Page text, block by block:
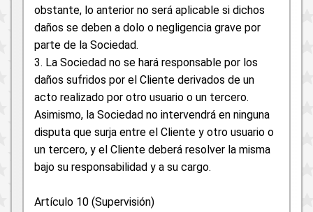
obstante, lo anterior no será aplicable si dichos
daños se deben a dolo o negligencia grave por
parte de la Sociedad.
3. La Sociedad no se hará responsable por los
daños sufridos por el Cliente derivados de un
acto realizado por otro usuario o un tercero.
Asimismo, la Sociedad no intervendrá en ninguna
disputa que surja entre el Cliente y otro usuario o
un tercero, y el Cliente deberá resolver la misma
bajo su responsabilidad y a su cargo.
Artículo 10 (Supervisión)